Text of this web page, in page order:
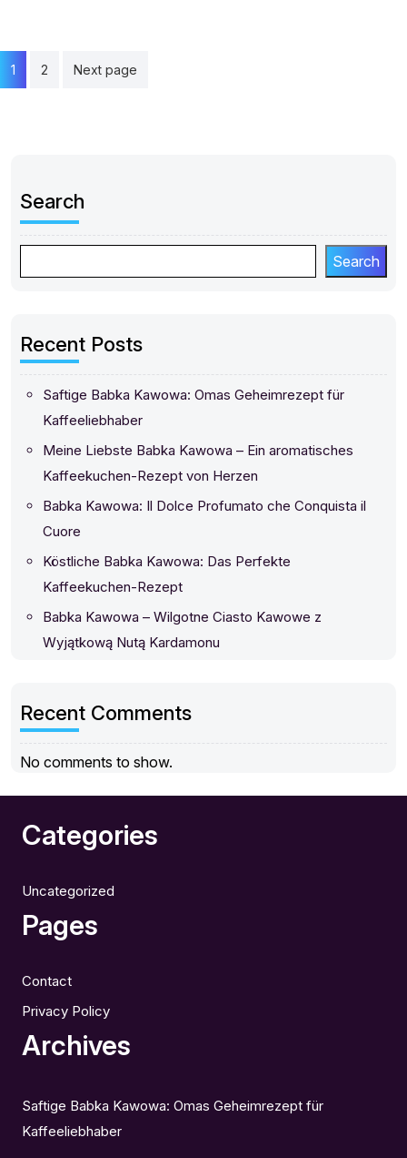
Posts
pagination
1 2 Next page
Search
Search
Recent Posts
Saftige Babka Kawowa: Omas Geheimrezept für
Kaffeeliebhaber
Meine Liebste Babka Kawowa – Ein aromatisches
Kaffeekuchen-Rezept von Herzen
Babka Kawowa: Il Dolce Profumato che Conquista il
Cuore
Köstliche Babka Kawowa: Das Perfekte
Kaffeekuchen-Rezept
Babka Kawowa – Wilgotne Ciasto Kawowe z
Wyjątkową Nutą Kardamonu
Recent Comments
No comments to show.
Categories
Uncategorized
Pages
Contact
Privacy Policy
Archives
Saftige Babka Kawowa: Omas Geheimrezept für
Kaffeeliebhaber